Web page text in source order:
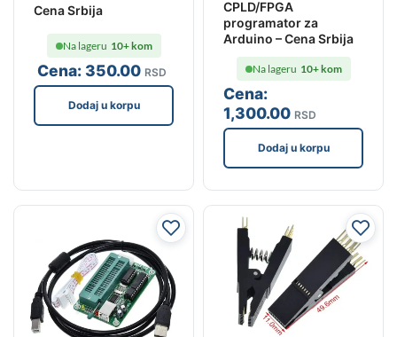
Cena Srbija
Cena:350.00 RSD
Na lageru 10+ kom
Dodaj u korpu
CPLD/FPGA
programator za
Arduino – Cena Srbija
Cena:
1,300.00 RSD
Na lageru 10+ kom
Dodaj u korpu